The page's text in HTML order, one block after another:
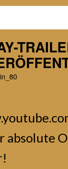
absolute